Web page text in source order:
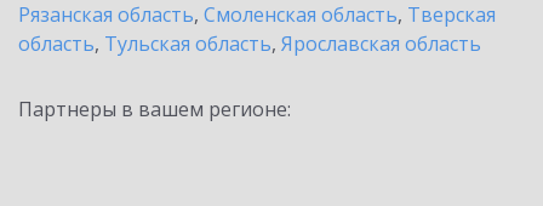
Рязанская область, Смоленская область, Тверская
область, Тульская область, Ярославская область
Партнеры в вашем регионе: